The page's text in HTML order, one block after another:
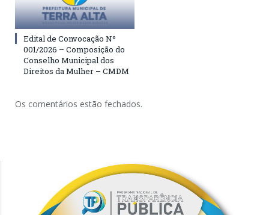
Edital de Convocação Nº
001/2026 – Composição do
Conselho Municipal dos
Direitos da Mulher – CMDM
Os comentários estão fechados.